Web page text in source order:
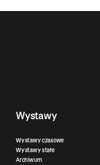
Wystawy
Wystawy czasowe
Wystawy stałe
Archiwum